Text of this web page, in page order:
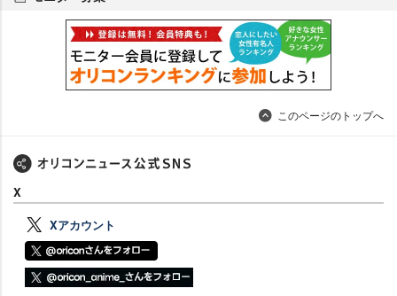
このページのトップへ
X
Xアカウント